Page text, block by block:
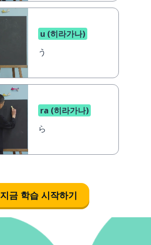
u (히라가나)
う
ra (히라가나)
ら
지금 학습 시작하기